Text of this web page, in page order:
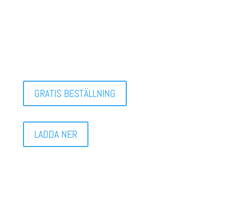
GRATIS BESTÄLLNING
LADDA NER